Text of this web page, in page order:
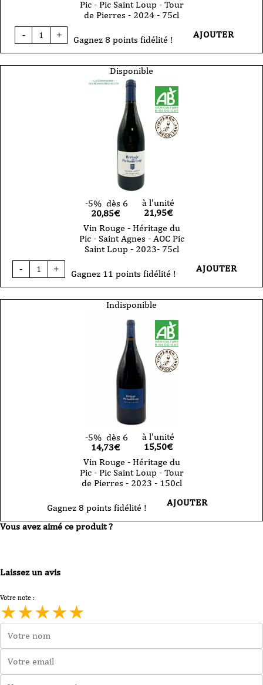
Pic - Pic Saint Loup - Tour
de Pierres - 2024 - 75cl
-
quantité
de
-
+ Gagnez 8 points fidélité ! AJOUTER
Disponible
-5% dès 6
20,85€
à l'unité
21,95€
Vin Rouge - Héritage du
Pic - Saint Agnes - AOC Pic
Saint Loup - 2023- 75cl
-
quantité
de
-
+ Gagnez 11 points fidélité ! AJOUTER
Indisponible
-5% dès 6
14,73€
à l'unité
15,50€
Vin Rouge - Héritage du
Pic - Pic Saint Loup - Tour
de Pierres - 2023 - 150cl
Gagnez 8 points fidélité ! AJOUTER
Vous avez aimé ce produit ?
Laissez un avis
Votre note :
★★★★★